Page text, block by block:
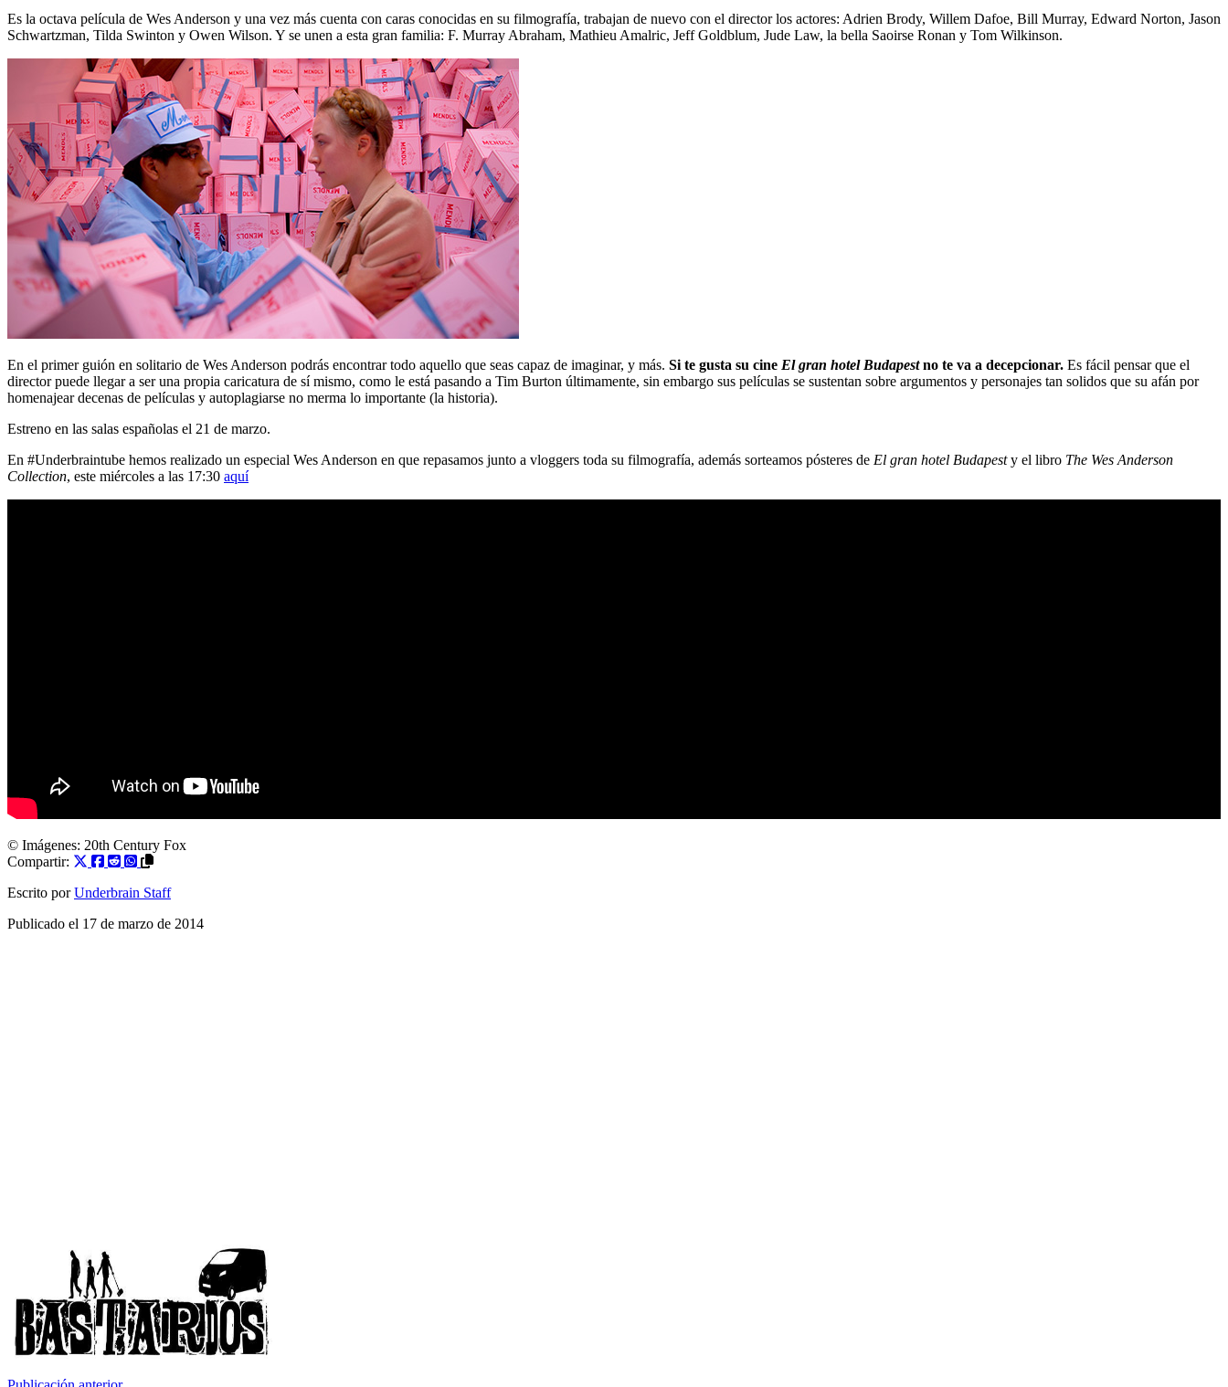
Es la octava película de Wes Anderson y una vez más cuenta con caras conocidas en su filmografía, trabajan de nuevo con el director los actores: Adrien Brody, Willem Dafoe, Bill Murray, Edward Norton, Jason
Schwartzman, Tilda Swinton y Owen Wilson. Y se unen a esta gran familia: F. Murray Abraham, Mathieu Amalric, Jeff Goldblum, Jude Law, la bella Saoirse Ronan y Tom Wilkinson.
En el primer guión en solitario de Wes Anderson podrás encontrar todo aquello que seas capaz de imaginar, y más. Si te gusta su cine El gran hotel Budapestno te va a decepcionar. Es fácil pensar que el
director puede llegar a ser una propia caricatura de sí mismo, como le está pasando a Tim Burton últimamente, sin embargo sus películas se sustentan sobre argumentos y personajes tan solidos que su afán por
homenajear decenas de películas y autoplagiarse no merma lo importante (la historia).
Estreno en las salas españolas el 21 de marzo.
En #Underbraintube hemos realizado un especial Wes Anderson en que repasamos junto a vloggers toda su filmografía, además sorteamos pósteres de El gran hotel Budapesty el libro The Wes Anderson
Collection, este miércoles a las 17:30 aquí
© Imágenes: 20th Century Fox
Compartir:
Escrito por Underbrain Staff
Publicado el 17 de marzo de 2014